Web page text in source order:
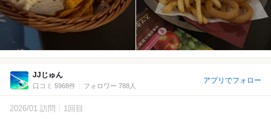
JJじゅん
口コミ 5968件 フォロワー 788人
アプリでフォロー
2026/01 訪問 1回目